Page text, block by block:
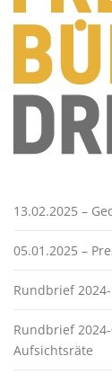
13.02.2025 –
05.01.2025 –
Rundbrief
Rundbrief
Aufsichtsräte